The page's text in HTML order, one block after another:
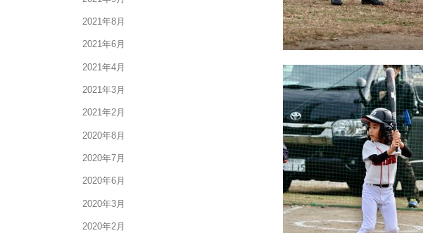
2021年8月
2021年6月
2021年4月
2021年3月
2021年2月
2020年8月
2020年7月
2020年6月
2020年3月
2020年2月